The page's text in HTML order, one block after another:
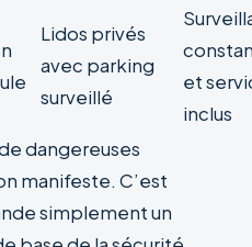
Lidos privés
avec parking
surveillé
et
inclus
dangereuses
manifeste. C’est
simplement un